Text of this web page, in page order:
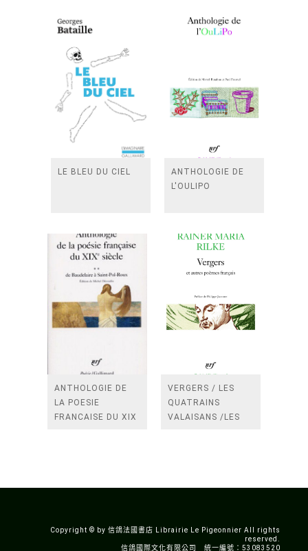
LE BLEU DU CIEL
ANTHOLOGIE DE
L'OULIPO
ANTHOLOGIE DE
LA POESIE
FRANCAISE DU XIX
VERGERS / LES
QUATRAINS
VALAISANS /LES
Copyright © by 信鴿法國書店 Librairie Le Pigeonnier All rights
reserved.
信鴿國際文化有限公司 統一編號：53083520